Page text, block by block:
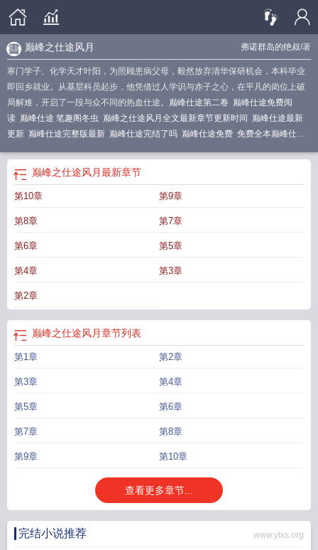
弗诺群岛的绝叔/著
巅峰之仕途风月
寒门学子、化学天才叶阳，为照顾患病父母，毅然放弃清华保研机会，本科毕业
即回乡就业。从基层科员起步，他凭借过人学识与赤子之心，在平凡的岗位上破
局解难，开启了一段与众不同的热血仕途。 巅峰仕途第二卷 巅峰仕途免费阅
读 巅峰仕途 笔趣阁冬虫 巅峰之仕途风月全文最新章节更新时间 巅峰仕途最新
更新 巅峰仕途完整版最新 巅峰仕途完结了吗 巅峰仕途免费 免费全本巅峰仕
颠峰仕途第二卷 巅峰仕途在线阅读
巅峰之仕途风月最新章节
第10章 第9章
第8章 第7章
第6章 第5章
第4章 第3章
第2章
巅峰之仕途风月章节列表
第1章 第2章
第3章 第4章
第5章 第6章
第7章 第8章
第9章 第10章
查看更多章节...
完结小说推荐 www.ytxs.org